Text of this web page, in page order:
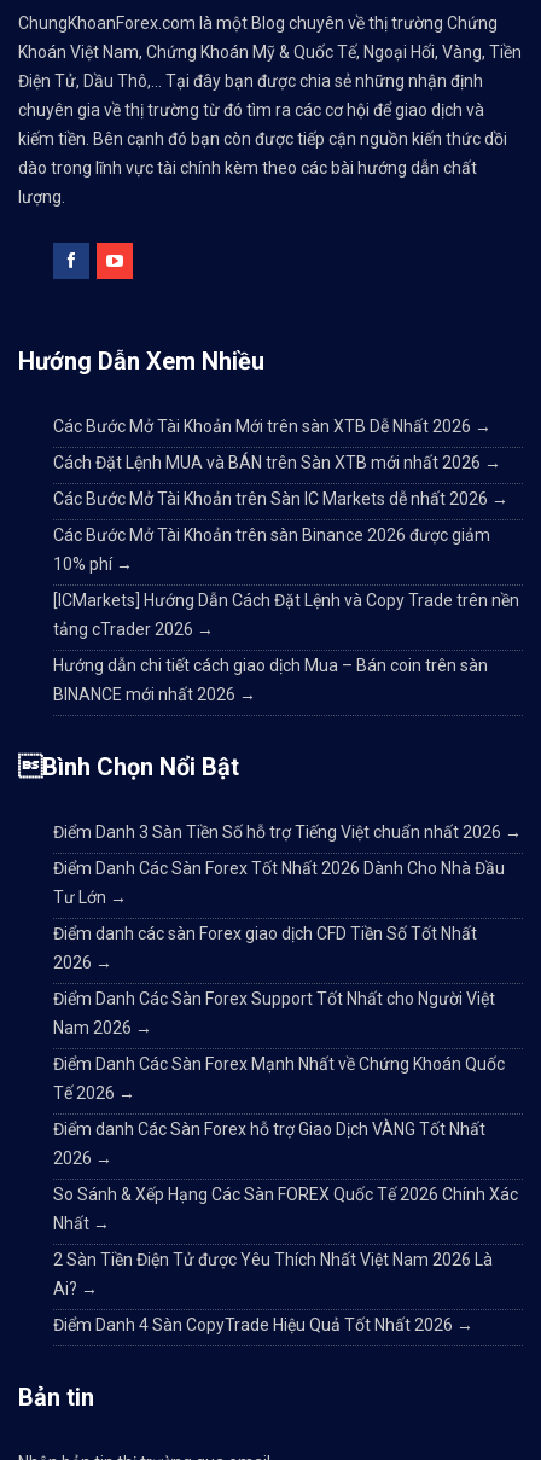
ChungKhoanForex.com là một Blog chuyên về thị trường Chứng
Khoán Việt Nam, Chứng Khoán Mỹ & Quốc Tế, Ngoại Hối, Vàng, Tiền
Điện Tử, Dầu Thô,... Tại đây bạn được chia sẻ những nhận định
chuyên gia về thị trường từ đó tìm ra các cơ hội để giao dịch và
kiếm tiền. Bên cạnh đó bạn còn được tiếp cận nguồn kiến thức dồi
dào trong lĩnh vực tài chính kèm theo các bài hướng dẫn chất
lượng.
Hướng Dẫn Xem Nhiều
Các Bước Mở Tài Khoản Mới trên sàn XTB Dễ Nhất 2026 →
Cách Đặt Lệnh MUA và BÁN trên Sàn XTB mới nhất 2026 →
Các Bước Mở Tài Khoản trên Sàn IC Markets dễ nhất 2026 →
Các Bước Mở Tài Khoản trên sàn Binance 2026 được giảm
10% phí →
[ICMarkets] Hướng Dẫn Cách Đặt Lệnh và Copy Trade trên nền
tảng cTrader 2026 →
Hướng dẫn chi tiết cách giao dịch Mua – Bán coin trên sàn
BINANCE mới nhất 2026 →
Bình Chọn Nổi Bật
Điểm Danh 3 Sàn Tiền Số hỗ trợ Tiếng Việt chuẩn nhất 2026 →
Điểm Danh Các Sàn Forex Tốt Nhất 2026 Dành Cho Nhà Đầu
Tư Lớn →
Điểm danh các sàn Forex giao dịch CFD Tiền Số Tốt Nhất
2026 →
Điểm Danh Các Sàn Forex Support Tốt Nhất cho Người Việt
Nam 2026 →
Điểm Danh Các Sàn Forex Mạnh Nhất về Chứng Khoán Quốc
Tế 2026 →
Điểm danh Các Sàn Forex hỗ trợ Giao Dịch VÀNG Tốt Nhất
2026 →
So Sánh & Xếp Hạng Các Sàn FOREX Quốc Tế 2026 Chính Xác
Nhất →
2 Sàn Tiền Điện Tử được Yêu Thích Nhất Việt Nam 2026 Là
Ai? →
Điểm Danh 4 Sàn CopyTrade Hiệu Quả Tốt Nhất 2026 →
Bản tin